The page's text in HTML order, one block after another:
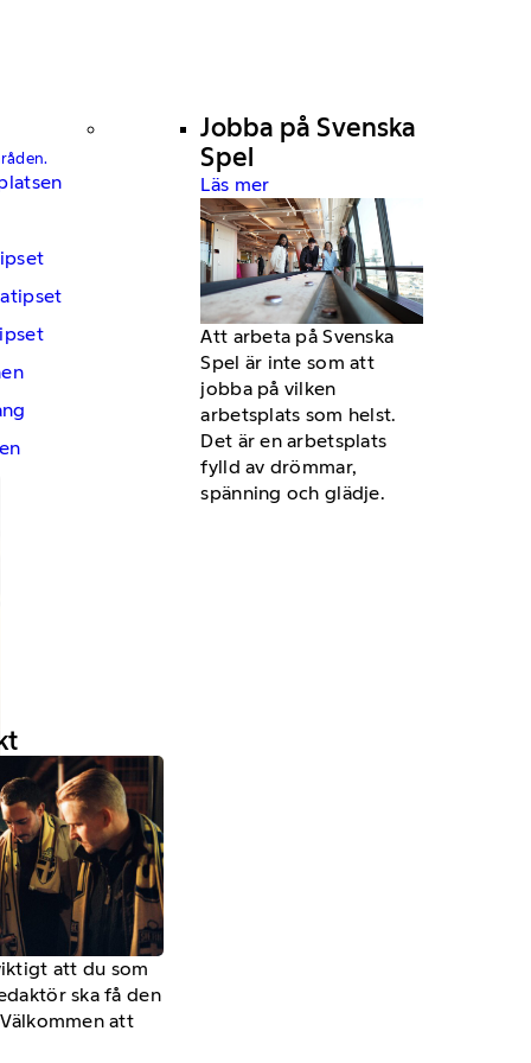
Jobba på Svenska
Spel
Läs mer
Att arbeta på Svenska
Spel är inte som att
jobba på vilken
arbetsplats som helst.
Det är en arbetsplats
fylld av drömmar,
spänning och glädje.
att du som
ska få den
att